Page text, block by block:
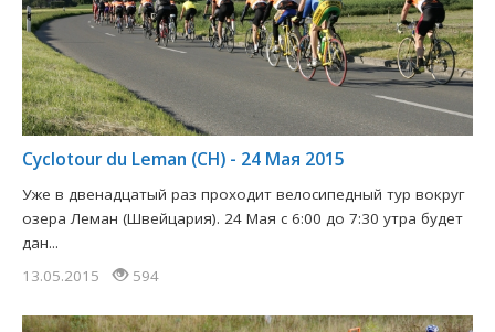
Сyclotour du Leman (CH) - 24 Мая 2015
Уже в двенадцатый раз проходит велосипедный тур вокруг
озера Леман (Швейцария). 24 Мая с 6:00 до 7:30 утра будет
дан...
13.05.2015
594